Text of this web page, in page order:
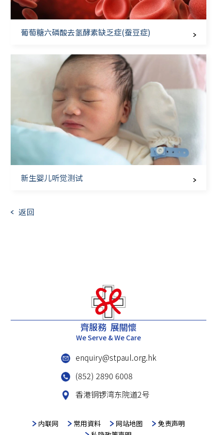
葡萄糖六磷酸去氢酵素缺乏症(蚕豆症)
新生婴儿听觉测试
返回
齊服務 展關懷
We Serve & We Care
enquiry@stpaul.org.hk
(852) 2890 6008
香港铜锣湾东院道2号
内联网 常用資料 网站地图
免责声明